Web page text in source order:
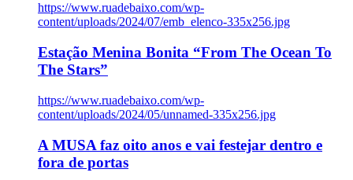
https://www.ruadebaixo.com/wp-
content/uploads/2024/07/emb_elenco-335x256.jpg
Estação Menina Bonita “From The Ocean To
The Stars”
https://www.ruadebaixo.com/wp-
content/uploads/2024/05/unnamed-335x256.jpg
A MUSA faz oito anos e vai festejar dentro e
fora de portas